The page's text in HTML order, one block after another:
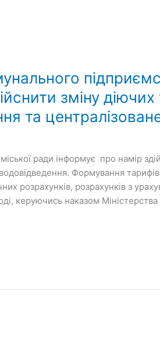
зміну
та
ради інформує про намір
Формування
розрахунків, розрахунків з
керуючись наказом